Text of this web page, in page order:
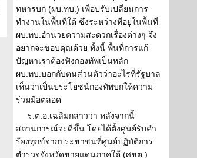
ทหารบก (ผบ.ทบ.) เพื่อปรับเปลี่ยนการ
ทำงานในพื้นที่ใต้ ซึ่งระหว่างที่อยู่ในพื้นที่
ผบ.ทบ.อำนวยความสะดวกเรื่องต่างๆ จึง
อยากจะขอบคุณด้วย ทั้งนี้ พื้นที่การแก้
ปัญหาเราต้องฟังกองทัพเป็นหลัก
ผบ.ทบ.บอกกับตนส่วนตัวว่าอะไรที่รัฐบาล
เห็นว่าเป็นประโยชน์กองทัพบกให้ความ
ร่วมมือตลอด
ร.ต.อ.เฉลิมกล่าวว่า หลังจากนี้
สถานการณ์จะดีขึ้น โดยได้ตั้งศูนย์รับคำ
ร้องทุกข์จากประชาชนที่ศูนย์ปฏิบัติการ
ตำรวจจังหวัดชายแดนภาคใต้ (ศชต.)